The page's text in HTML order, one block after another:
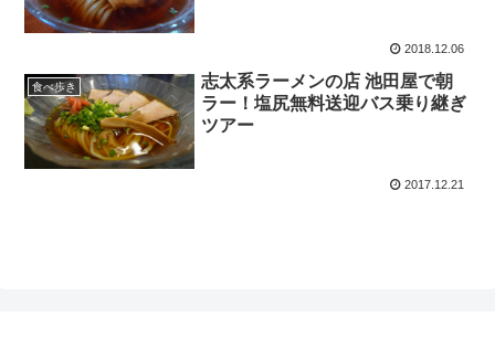
2018.12.06
食べ歩き
志太系ラーメンの店 池田屋で朝
ラー！塩尻無料送迎バス乗り継ぎ
ツアー
2017.12.21